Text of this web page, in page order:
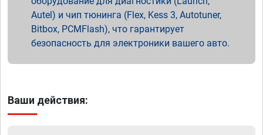
Autel) и чип тюнинга (Flex, Kess 3, Autotuner,
Bitbox, PCMFlash), что гарантирует
безопасность для электроники вашего авто.
Ваши действия: